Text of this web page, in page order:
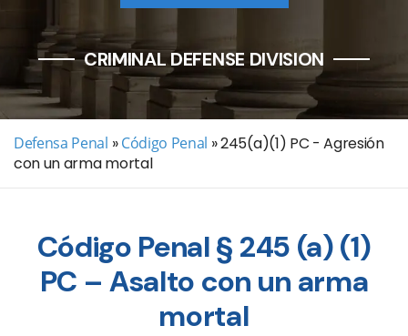
CRIMINAL DEFENSE DIVISION
Defensa Penal » Código Penal »245(a)(1) PC - Agresión
con un arma mortal
Código Penal § 245 (a) (1)
PC – Asalto con un arma
mortal